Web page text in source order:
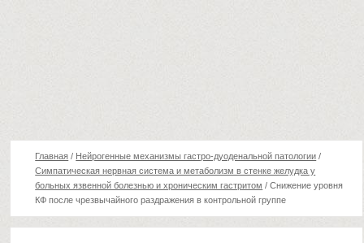
Главная / Нейрогенные механизмы гастро-дуоденальной патологии /
Cимпатическая нервная система и метаболизм в стенке желудка у
больных язвенной болезнью и хроническим гастритом /Снижение уровня
КФ после чрезвычайного раздражения в контрольной группе